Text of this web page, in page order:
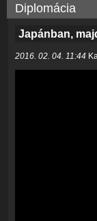
Diplomácia
Japánban,
2016. 02. 04. 11:44